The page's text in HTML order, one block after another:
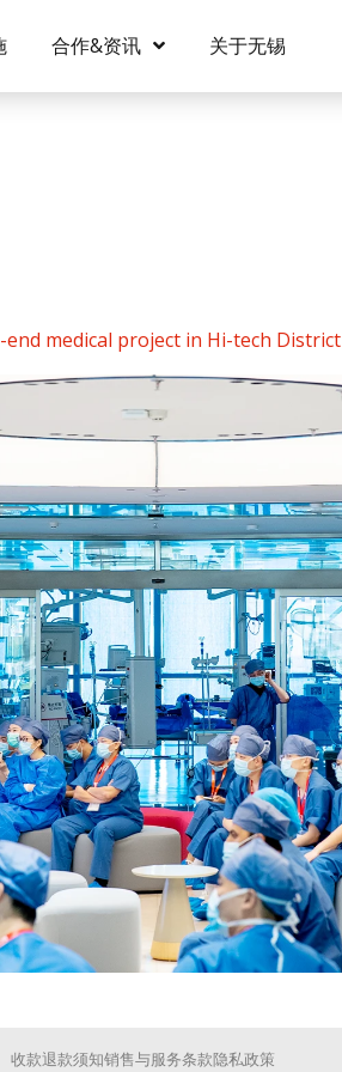
合作&资讯 关于无锡
end medical project in Hi-tech District
收款退款须知销售与服务条款隐私政策